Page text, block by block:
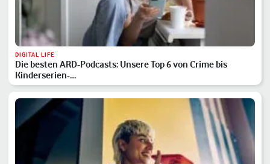
DIGITAL LIFE
Die besten ARD-Podcasts: Unsere Top 6 von Crime bis
Kinderserien-…